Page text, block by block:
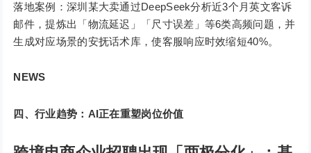
落地案例：深圳某大卖通过DeepSeek分析近3个月英文客诉
邮件，提炼出「物流延迟」「尺寸误差」等6类高频问题，并
生成对应场景的安抚话术库，使客服响应时效缩短40%。
NEWS
四、行业趋势：AI正在重塑岗位价值